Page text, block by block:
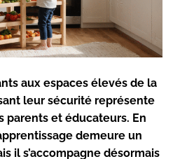
aux espaces élevés de la
leur sécurité représente
parents et éducateurs. En
demeure un
il s’accompagne désormais